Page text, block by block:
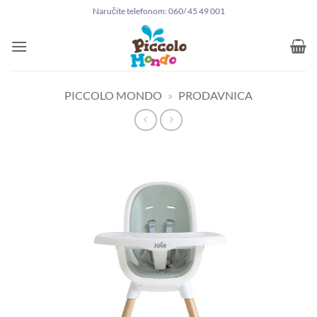
sadržaj
Naručite telefonom: 060/ 45 49 001
PICCOLO MONDO » PRODAVNICA